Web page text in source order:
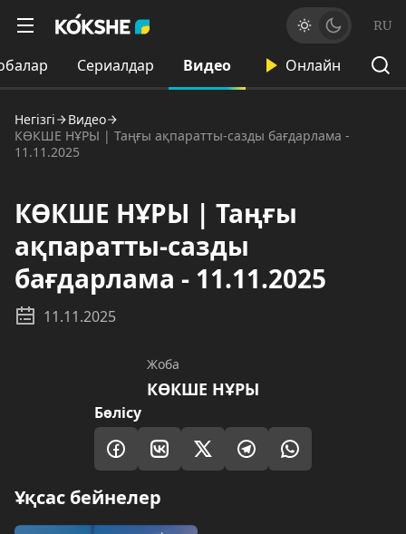
RU
Сериалдар Видео Онлайн
Негізгі
Видео
КӨКШЕ НҰРЫ | Таңғы ақпаратты-сазды бағдарлама -
11.11.2025
КӨКШЕ НҰРЫ | Таңғы
ақпаратты-сазды
бағдарлама - 11.11.2025
11.11.2025
Жоба
КӨКШЕ НҰРЫ
Бөлісу
Ұқсас бейнелер